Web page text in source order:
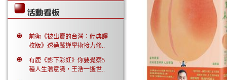
前衛《被出賣的台灣：經典譯
校版》透過嚴謹學術接力修..
有鹿《影下彩虹》你要覺察5
種人生潛意識，王浩一逝世..